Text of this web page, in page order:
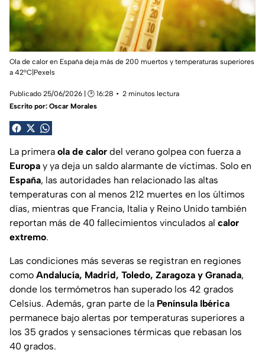
Ola de calor en España deja más de 200 muertos y temperaturas superiores
a 42°C|Pexels
Publicado 25/06/2026 | 🕑 16:28
2 minutos lectura
Escrito por: Oscar Morales
La primera ola de calor del verano golpea con fuerza a
Europa y ya deja un saldo alarmante de víctimas. Solo en
España, las autoridades han relacionado las altas
temperaturas con al menos 212 muertes en los últimos
días, mientras que Francia, Italia y Reino Unido también
reportan más de 40 fallecimientos vinculados al calor
extremo.
Las condiciones más severas se registran en regiones
como Andalucía, Madrid, Toledo, Zaragoza y Granada,
donde los termómetros han superado los 42 grados
Celsius. Además, gran parte de la Península Ibérica
permanece bajo alertas por temperaturas superiores a
los 35 grados y sensaciones térmicas que rebasan los
40 grados.